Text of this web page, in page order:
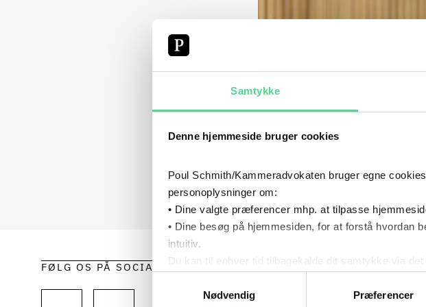
Samtykke
Denne hjemmeside bruger cookies
Poul Schmith/Kammeradvokaten bruger egne
personoplysninger om:
• Dine valgte præferencer mhp. at tilpasse
• Dine besøg på hjemmesiden, for at forstå hvordan
intuitiv.
Du kan til enhver tid tilbagekalde dit samtykke via
Læs mere om vores behandling af
Nødvendig
Præferencer
FØLG OS PÅ SOCIALE MEDIER
HOLD DIG
EKSPERTER